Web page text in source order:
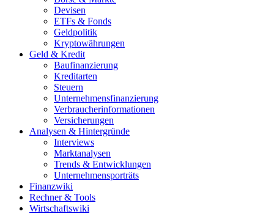
Devisen
ETFs & Fonds
Geldpolitik
Kryptowährungen
Geld & Kredit
Baufinanzierung
Kreditarten
Steuern
Unternehmensfinanzierung
Verbraucherinformationen
Versicherungen
Analysen & Hintergründe
Interviews
Marktanalysen
Trends & Entwicklungen
Unternehmensporträts
Finanzwiki
Rechner & Tools
Wirtschaftswiki